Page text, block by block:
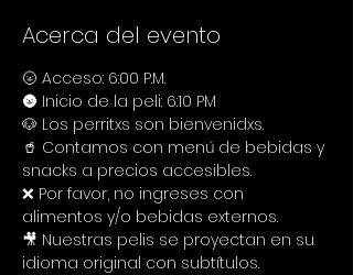
Acerca del evento
🌝 Acceso: 6:00 P.M.
🌚 Inicio de la peli: 6:10 PM
🐶 Los perritxs son bienvenidxs.
🥤 Contamos con menú de bebidas y
snacks a precios accesibles.
❌ Por favor, no ingreses con
alimentos y/o bebidas externos.
🎥 Nuestras pelis se proyectan en su
idioma original con subtítulos.